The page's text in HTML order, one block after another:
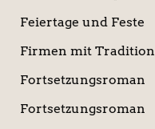
Feiertage und Feste
Firmen mit Tradition
Fortsetzungsroman
Fortsetzungsroman